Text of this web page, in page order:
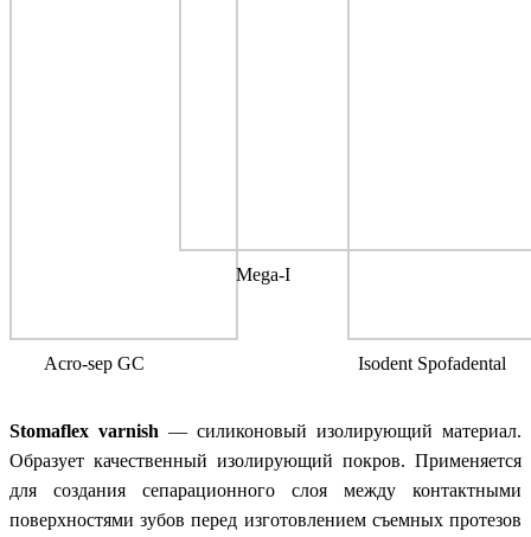
Acro-sep GC
Mega-I
Isodent Spofadental
Stomaflex varnish — силиконовый изолирующий материал.
Образует качественный изолирующий покров. Применяется
для создания сепарационного слоя между контактными
поверхностями зубов перед изготовлением съемных протезов